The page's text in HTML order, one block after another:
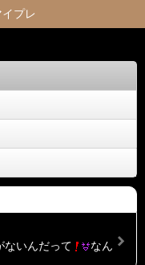
プレ
いんだって
なん